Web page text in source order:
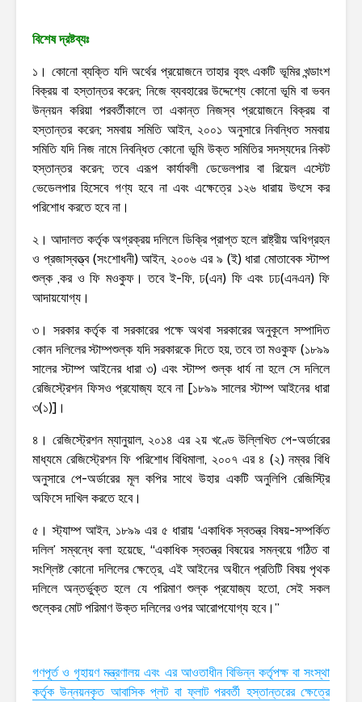
বিশেষ দ্রষ্টব্যঃ
১। কোনো ব্যক্তি যদি অর্থের প্রয়োজনে তাহার বৃহৎ একটি ভূমির খন্ডাংশ
বিক্রয় বা হস্তান্তর করেন; নিজে ব্যবহারের উদ্দেশ্যে কোনো ভূমি বা ভবন
উন্নয়ন করিয়া পরবর্তীকালে তা একান্ত নিজস্ব প্রয়োজনে বিক্রয় বা
হস্তান্তর করেন; সমবায় সমিতি আইন, ২০০১ অনুসারে নিবন্ধিত সমবায়
সমিতি যদি নিজ নামে নিবন্ধিত কোনো ভূমি উক্ত সমিতির সদস্যদের নিকট
হস্তান্তর করেন; তবে এরূপ কার্যাবলী ডেভেলপার বা রিয়েল এস্টেট
ভেডেলপার হিসেবে গণ্য হবে না এবং এক্ষেত্রে ১২৬ ধারায় উৎসে কর
পরিশোধ করতে হবে না।
২। আদালত কর্তৃক অগ্রক্রয় দলিলে ডিক্রি প্রাপ্ত হলে রাষ্ট্রীয় অধিগ্রহন
ও প্রজাস্বত্ত্ব (সংশোধনী) আইন, ২০০৬ এর ৯ (ই) ধারা মোতাবেক স্টাম্প
শুল্ক ,কর ও ফি মওকুফ। তবে ই-ফি, ঢ(এন) ফি এবং ঢঢ(এনএন) ফি
আদায়যোগ্য।
৩। সরকার কর্তৃক বা সরকারের পক্ষে অথবা সরকারের অনুকূলে সম্পাদিত
কোন দলিলের স্টাম্পশুল্ক যদি সরকারকে দিতে হয়, তবে তা মওকুফ (১৮৯৯
সালের স্টাম্প আইনের ধারা ৩) এবং স্টাম্প শুল্ক ধার্য না হলে সে দলিলে
রেজিস্ট্রেশন ফিসও প্রযোজ্য হবে না [১৮৯৯ সালের স্টাম্প আইনের ধারা
৩(১)]।
৪। রেজিস্ট্রেশন ম্যানুয়াল, ২০১৪ এর ২য় খণ্ডে উল্লিখিত পে-অর্ডারের
মাধ্যমে রেজিস্ট্রেশন ফি পরিশোধ বিধিমালা, ২০০৭ এর ৪ (২) নম্বর বিধি
অনুসারে পে-অর্ডারের মূল কপির সাথে উহার একটি অনুলিপি রেজিস্ট্রি
অফিসে দাখিল করতে হবে।
৫। স্ট্যাম্প আইন, ১৮৯৯ এর ৫ ধারায় ‘একাধিক স্বতন্ত্র বিষয়-সম্পর্কিত
দলিল’ সম্বন্ধে বলা হয়েছে, “একাধিক স্বতন্ত্র বিষয়ের সমন্বয়ে গঠিত বা
সংশ্লিষ্ট কোনো দলিলের ক্ষেত্রে, এই আইনের অধীনে প্রতিটি বিষয় পৃথক
দলিলে অন্তর্ভুক্ত হলে যে পরিমাণ শুল্ক প্রযোজ্য হতো, সেই সকল
শুল্কের মোট পরিমাণ উক্ত দলিলের ওপর আরোপযোগ্য হবে।”
গণপূর্ত ও গৃহায়ণ মন্ত্রণালয় এবং এর আওতাধীন বিভিন্ন কর্তৃপক্ষ বা সংস্থা
কর্তৃক উন্নয়নকৃত আবাসিক প্লট বা ফ্লাট পরবর্তী হস্তান্তরের ক্ষেত্রে